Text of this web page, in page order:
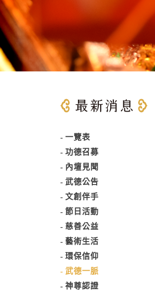
一覽表
功德召募
內壇見聞
武德公告
文創伴手
節日活動
慈善公益
藝術生活
環保信仰
武德一脈
神尊認證